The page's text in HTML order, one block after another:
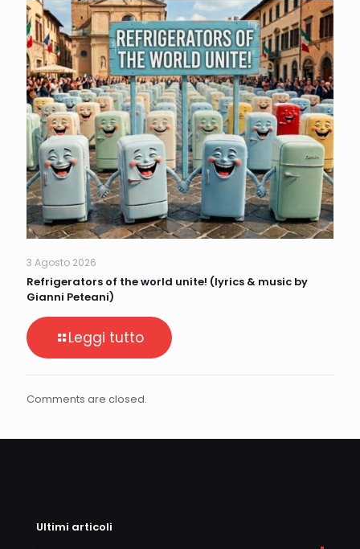
3 Agosto 2026
Refrigerators of the world unite! (lyrics & music by
Gianni Peteani)
Leggi tutto
Comments are closed.
Ultimi articoli